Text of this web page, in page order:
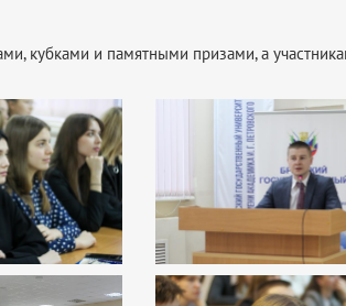
кубками и памятными призами, а